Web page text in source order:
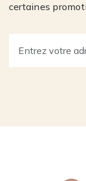
certaines